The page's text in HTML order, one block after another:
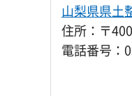
山梨県県土
住所：〒
電話番号：